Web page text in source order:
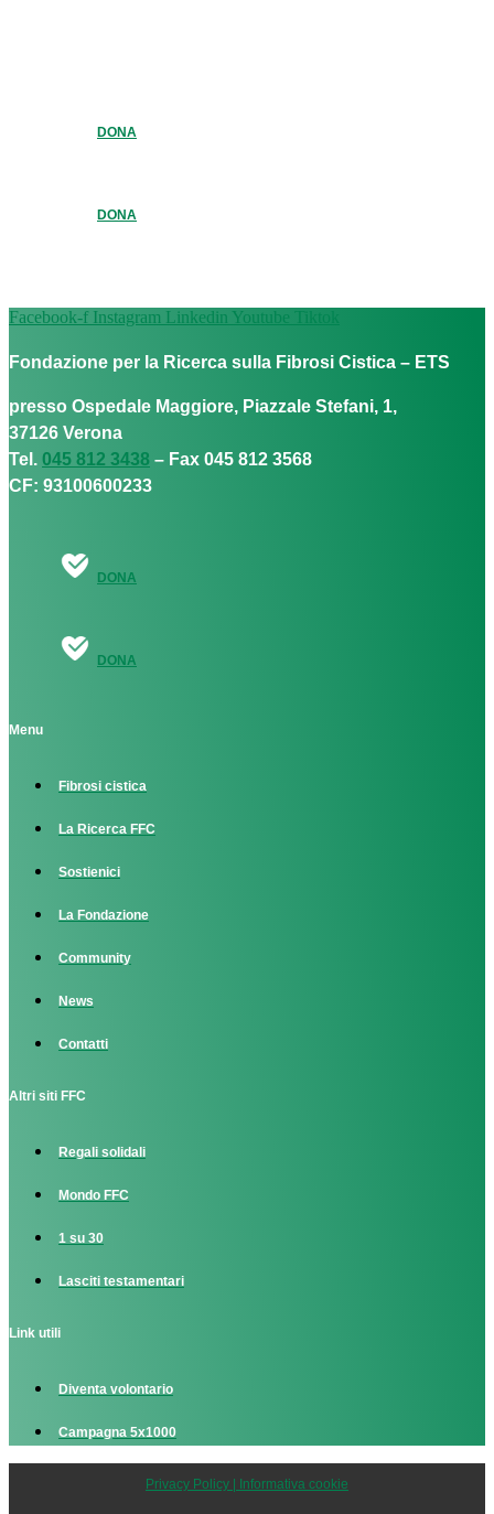
DONA
DONA
Facebook-f Instagram Linkedin Youtube Tiktok
Fondazione per la Ricerca sulla Fibrosi Cistica – ETS
presso Ospedale Maggiore, Piazzale Stefani, 1,
37126 Verona
Tel. 045 812 3438 – Fax 045 812 3568
CF: 93100600233
DONA
DONA
Menu
Fibrosi cistica
La Ricerca FFC
Sostienici
La Fondazione
Community
News
Contatti
Altri siti FFC
Regali solidali
Mondo FFC
1 su 30
Lasciti testamentari
Link utili
Diventa volontario
Campagna 5x1000
Privacy Policy | Informativa cookie